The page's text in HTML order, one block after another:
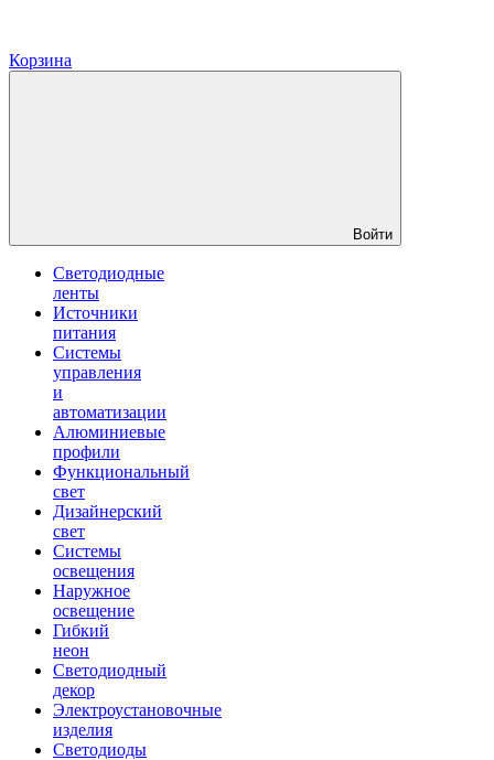
Корзина
Войти
Светодиодные
ленты
Источники
питания
Системы
управления
и
автоматизации
Алюминиевые
профили
Функциональный
свет
Дизайнерский
свет
Системы
освещения
Наружное
освещение
Гибкий
неон
Светодиодный
декор
Электроустановочные
изделия
Светодиоды